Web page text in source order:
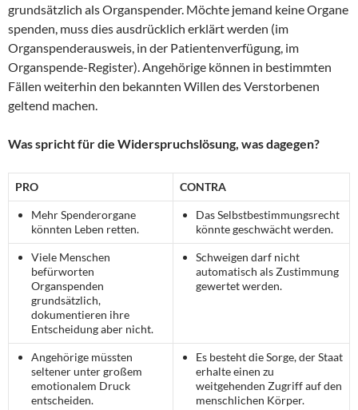
grundsätzlich als Organspender. Möchte jemand keine Organe
spenden, muss dies ausdrücklich erklärt werden (im
Organspenderausweis, in der Patientenverfügung, im
Organspende-Register). Angehörige können in bestimmten
Fällen weiterhin den bekannten Willen des Verstorbenen
geltend machen.
Was spricht für die Widerspruchslösung, was dagegen?
PRO CONTRA
Mehr Spenderorgane
könnten Leben retten.
Das Selbstbestimmungsrecht
könnte geschwächt werden.
Viele Menschen
befürworten
Organspenden
grundsätzlich,
dokumentieren ihre
Entscheidung aber nicht.
Schweigen darf nicht
automatisch als Zustimmung
gewertet werden.
Angehörige müssten
seltener unter großem
emotionalem Druck
entscheiden.
Es besteht die Sorge, der Staat
erhalte einen zu
weitgehenden Zugriff auf den
menschlichen Körper.